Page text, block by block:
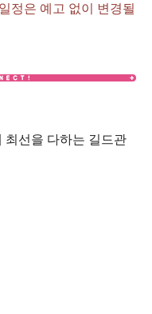
정은 예고 없이 변경될
최선을 다하는 길드관